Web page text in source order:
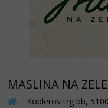
MASLINA NA
Koblerov trg bb,